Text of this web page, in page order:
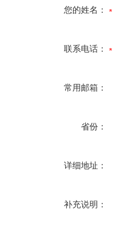
您的姓名：
联系电话：
常用邮箱：
省份：
详细地址：
补充说明：